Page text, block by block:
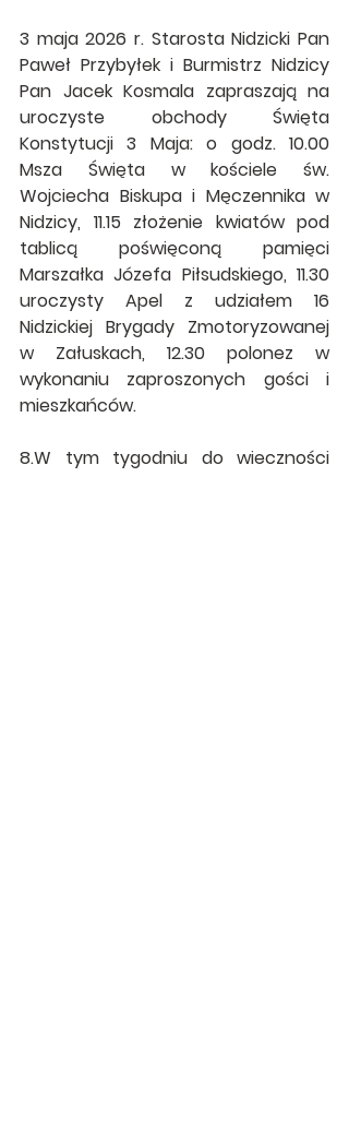
3 maja 2026 r. Starosta Nidzicki Pan
Paweł Przybyłek i Burmistrz Nidzicy
Pan Jacek Kosmala zapraszają na
uroczyste obchody Święta
Konstytucji 3 Maja: o godz. 10.00
Msza Święta w kościele św.
Wojciecha Biskupa i Męczennika w
Nidzicy, 11.15 złożenie kwiatów pod
tablicą poświęconą pamięci
Marszałka Józefa Piłsudskiego, 11.30
uroczysty Apel z udziałem 16
Nidzickiej Brygady Zmotoryzowanej
w Załuskach, 12.30 polonez w
wykonaniu zaproszonych gości i
mieszkańców.
8.W tym tygodniu do wieczności